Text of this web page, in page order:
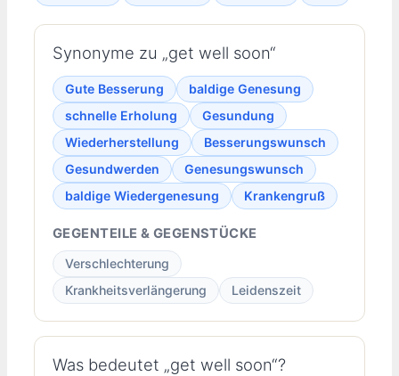
Synonyme zu „get well soon“
Gute Besserung
baldige Genesung
schnelle Erholung
Gesundung
Wiederherstellung
Besserungswunsch
Gesundwerden
Genesungswunsch
baldige Wiedergenesung
Krankengruß
GEGENTEILE & GEGENSTÜCKE
Verschlechterung
Krankheitsverlängerung
Leidenszeit
Was bedeutet „get well soon“?